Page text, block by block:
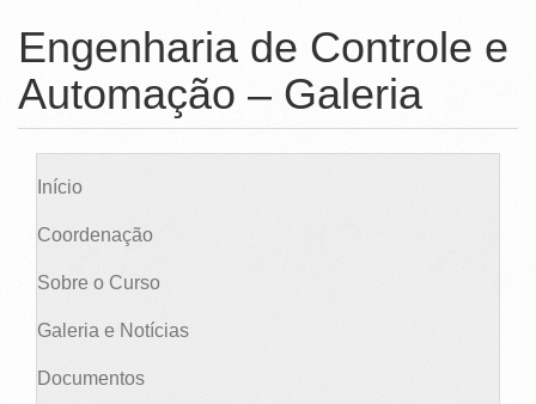
Ministério do Meio Ambiente
Ministério do Turismo
Ministério do Desenvolvimento Regional
Ministério da Mulher, da Família e dos Direitos Humanos
Engenharia de Controle e
Automação – Galeria
Início
Coordenação
Sobre o Curso
Galeria e Notícias
Documentos